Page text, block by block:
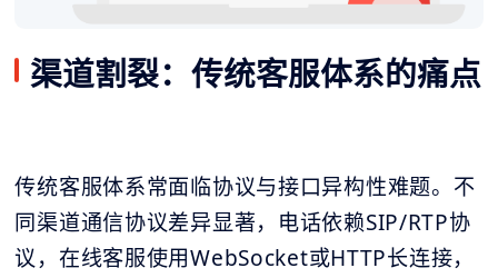
渠道割裂：传统客服体系的痛点
传统客服体系常面临协议与接口异构性难题。不
同渠道通信协议差异显著，电话依赖SIP/RTP协
议，在线客服使用WebSocket或HTTP长连接，